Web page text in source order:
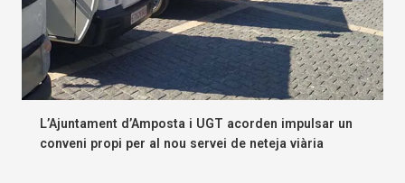
L’Ajuntament d’Amposta i UGT acorden impulsar un
conveni propi per al nou servei de neteja viària